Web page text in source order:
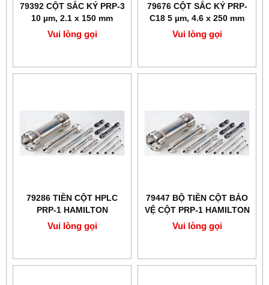
79392 CỘT SẮC KÝ PRP-3
10 µm, 2.1 x 150 mm
HAMILTON
Vui lòng gọi
79676 CỘT SẮC KÝ PRP-
C18 5 µm, 4.6 x 250 mm
HAMILTON
Vui lòng gọi
79286 TIỀN CỘT HPLC
PRP-1 HAMILTON
Vui lòng gọi
79447 BỘ TIỀN CỘT BẢO
VỆ CỘT PRP-1 HAMILTON
Vui lòng gọi